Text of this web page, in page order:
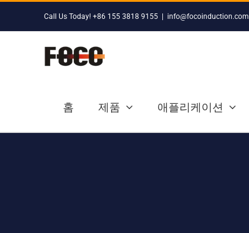
Call Us Today! +86 155 3818 9155 info@focoinduction.com
홈 제품 애플리케이션